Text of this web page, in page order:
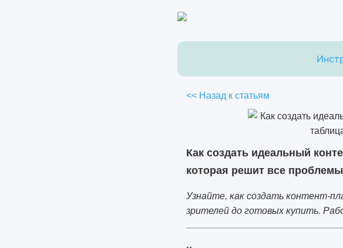
<< Назад к статьям
Как создать идеальный
которая решит все проблемы
Узнайте, как создать контент-
зрителей до готовых купить.